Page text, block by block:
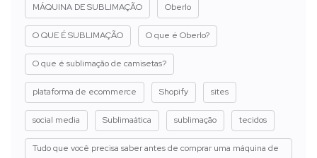
MÁQUINA DE SUBLIMAÇÃO Oberlo
O QUE É SUBLIMAÇÃO O que é Oberlo?
O que é sublimação de camisetas?
plataforma de ecommerce Shopify sites
social media Sublimaática sublimação tecidos
Tudo que você precisa saber antes de comprar uma máquina de